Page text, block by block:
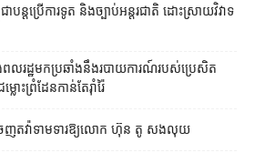
បន្ត​ប្រើ​ការទូត និង​ច្បាប់​អន្តរជាតិ ដោះស្រាយ​វិវាទ​
ពលរដ្ឋ​មក​ប្រឆាំង​នឹង​របាយការណ៍​របស់​ប្រេសិត
ោះព្រំដែន​កាន់តែ​រ៉ាំរ៉ៃ
េញ​តវ៉ា​ទាមទារ​ឱ្យ​លោក ហ៊ុន តូ សង​លុយ